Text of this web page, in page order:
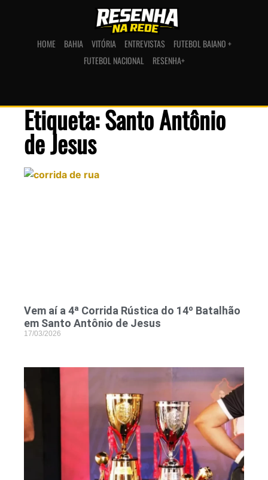
HOME BAHIA VITÓRIA ENTREVISTAS
FUTEBOL BAIANO +
FUTEBOL NACIONAL
RESENHA+
Etiqueta: Santo Antônio
de Jesus
Vem aí a 4ª Corrida Rústica do 14º Batalhão
em Santo Antônio de Jesus
17/03/2026